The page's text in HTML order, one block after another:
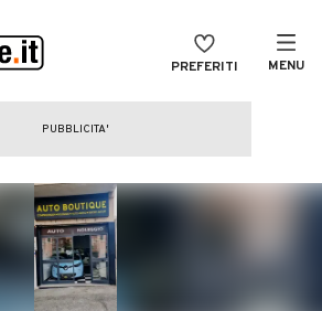
PREFERITI MENU